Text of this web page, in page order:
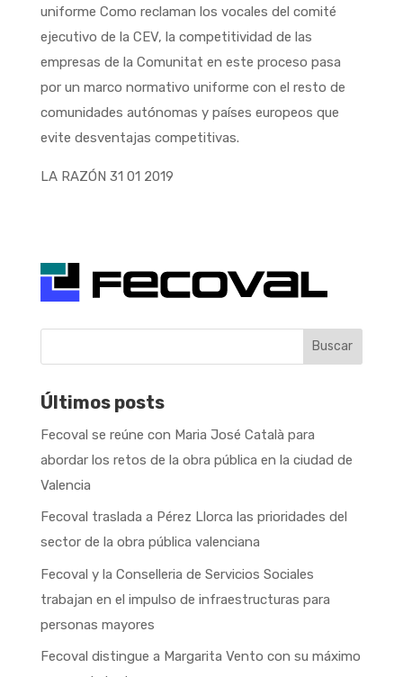
uniforme Como reclaman los vocales del comité
ejecutivo de la CEV, la competitividad de las
empresas de la Comunitat en este proceso pasa
por un marco normativo uniforme con el resto de
comunidades autónomas y países europeos que
evite desventajas competitivas.
LA RAZÓN 31 01 2019
Buscar
Últimos posts
Fecoval se reúne con Maria José Català para
abordar los retos de la obra pública en la ciudad de
Valencia
Fecoval traslada a Pérez Llorca las prioridades del
sector de la obra pública valenciana
Fecoval y la Conselleria de Servicios Sociales
trabajan en el impulso de infraestructuras para
personas mayores
Fecoval distingue a Margarita Vento con su máximo